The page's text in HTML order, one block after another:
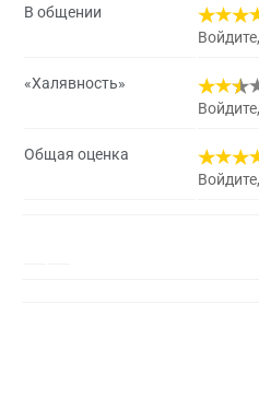
В общении
«Халявность»
Общая оценка